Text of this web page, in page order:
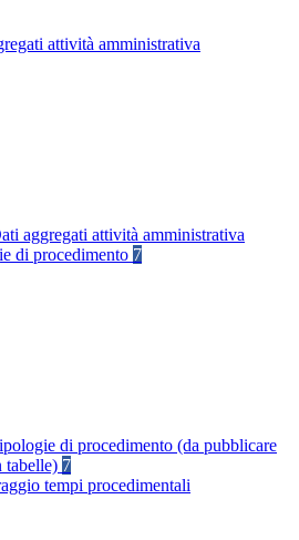
attività amministrativa
aggregati attività amministrativa
di procedimento 7
di procedimento (da pubblicare
tabelle) 7
tempi procedimentali